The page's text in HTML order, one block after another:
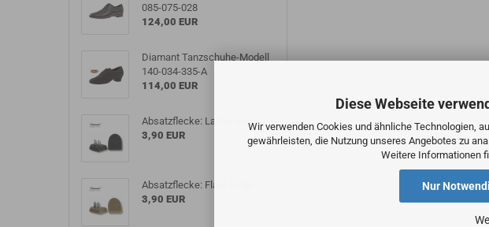
Diese Webseite
Wir verwenden Cookies und ähnliche Technologien,
gewährleisten, die Nutzung unseres Angebotes zu
Weitere Informationen
Nur
085-075-028
124,00 EUR
Diamant Tanzschuhe-Modell
140-034-335-A
114,00 EUR
Absatzflecke: Latino-schwarz
3,90 EUR
Absatzflecke: Flare-beige
3,90 EUR